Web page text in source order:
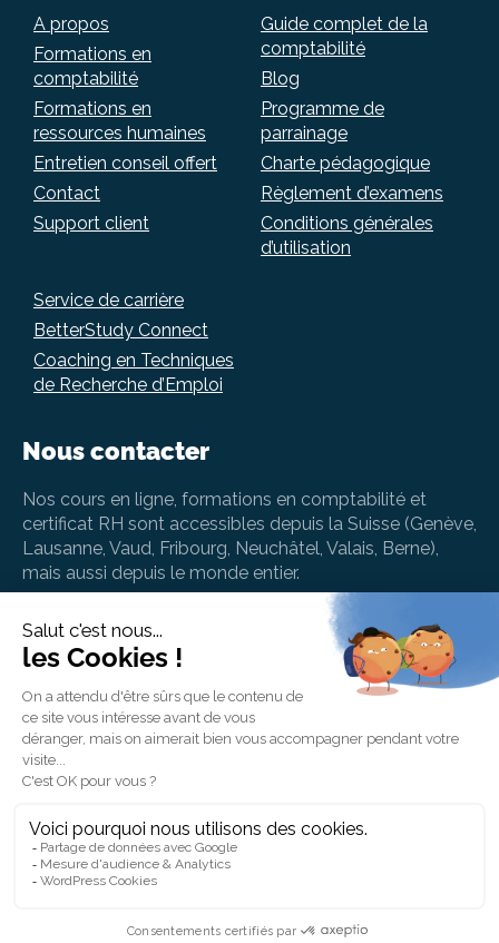
A propos
Formations en
comptabilité
Formations en
ressources humaines
Entretien conseil offert
Contact
Support client
Guide complet de la
comptabilité
Blog
Programme de
parrainage
Charte pédagogique
Règlement d’examens
Conditions générales
d’utilisation
Service de carrière
BetterStudy Connect
Coaching en Techniques
de Recherche d’Emploi
Nous contacter
Nos cours en ligne, formations en comptabilité et
certificat RH sont accessibles depuis la Suisse (Genève,
Lausanne, Vaud, Fribourg, Neuchâtel, Valais, Berne),
mais aussi depuis le monde entier.
+41 (0) 22 535 41 94
BetterStudy SA, Rue de Chantepoulet 10, 1201
Genève, Suisse
BetterStudy AG, Strehlgasse 2, 8001 Zürich,
Schweiz
formation ? Contactez notre support